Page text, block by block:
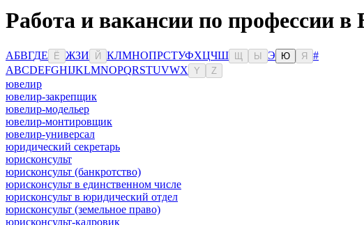
Работа и вакансии по профессии в
АБВГДЕ Ё ЖЗИ Й КЛМНОПРСТУФХЦЧШ Ы Э Ю Я
#
ABCDEFGHIJKLMNOPQRSTUVWX Y Z
ювелир
ювелир-закрепщик
ювелир-модельер
ювелир-монтировщик
ювелир-универсал
юридический секретарь
юрисконсульт
юрисконсульт (банкротство)
юрисконсульт в единственном числе
юрисконсульт в юридический отдел
юрисконсульт (земельное право)
юрисконсульт-кадровик